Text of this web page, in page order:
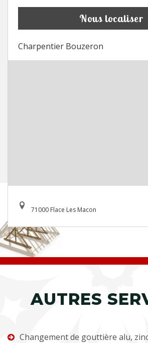
Nous localiser
Charpentier Bouzeron
71000 Flace Les Macon
AUTRES
Changement de gouttière alu,